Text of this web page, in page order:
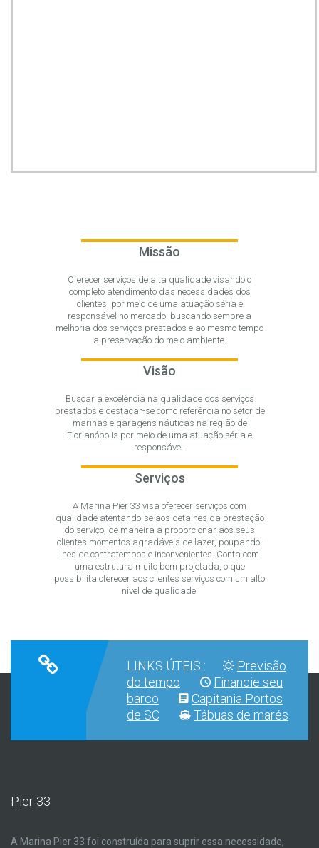
Missão
Oferecer serviços de alta qualidade visando o
completo atendimento das necessidades dos
clientes, por meio de uma atuação séria e
responsável no mercado, buscando sempre a
melhoria dos serviços prestados e ao mesmo tempo
a preservação do meio ambiente.
Visão
Buscar a excelência na qualidade dos serviços
prestados e destacar-se como referência no setor de
marinas e garagens náuticas na região de
Florianópolis por meio de uma atuação séria e
responsável.
Serviços
A Marina Píer 33 visa oferecer serviços com
qualidade atentando-se aos detalhes da prestação
do serviço, de maneira a proporcionar aos seus
clientes momentos agradáveis de lazer, poupando-
lhes de contratempos e inconvenientes. Conta com
uma estrutura muito bem projetada, o que
possibilita oferecer aos clientes serviços com um alto
nível de qualidade.
LINKS ÚTEIS :
Previsão
do tempo
Financie seu
barco
Capitania Portos
de SC
Tábuas de marés
Pier 33
A Marina Pier 33 foi construída para suprir essa necessidade,